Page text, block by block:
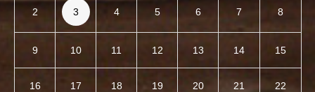
2 3 4 5 6 7 8
9 10 11 12 13 14 15
16 17 18 19 20 21 22